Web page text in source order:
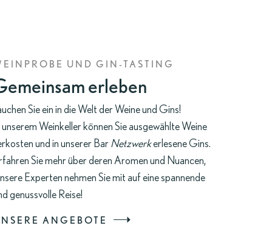
UND GIN-TASTING
erleben
Sie ein in die Welt der Weine und Gins!
unserem Weinkellerkönnen Sie ausgewählte Weine
und in unserer Bar Netzwerkerlesene Gins.
Sie mehr über deren Aromen und Nuancen,
Experten nehmen Sie mit auf eine spannende
genussvolle Reise!
ANGEBOTE